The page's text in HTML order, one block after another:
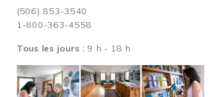
(506) 853-3540
1-800-363-4558
Tous les jours : 9 h - 18 h
Image